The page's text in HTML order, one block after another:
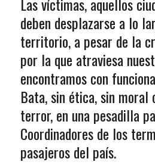
deben desplazarse a lo
territorio, a pesar de la
por la que atraviesa
encontramos con
Bata, sin ética, sin moral
terror, en una pesadilla
Coordinadores de los
pasajeros del país.